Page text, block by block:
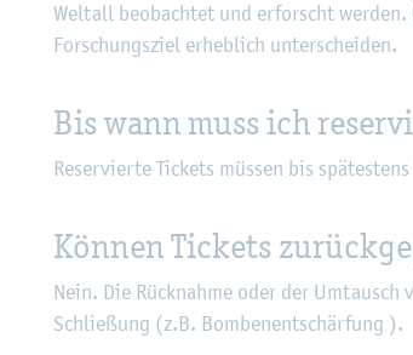
Welt­all be­ob­ach­tet und er­forscht
For­schungs­ziel er­heb­lich un­ter­schei­den.
Bis wann muss ich
Re­ser­vier­te Ti­ckets müs­sen bis
Kön­nen Ti­ckets
Nein. Die Rück­nah­me oder der
Schlie­ßung (z.B. Bom­ben­ent­schär­fung ).